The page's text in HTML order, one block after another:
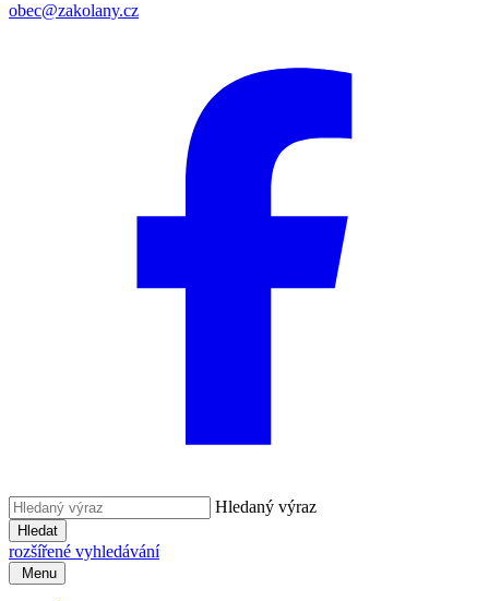
obec@zakolany.cz
Hledaný výraz
Hledat
rozšířené vyhledávání
Menu